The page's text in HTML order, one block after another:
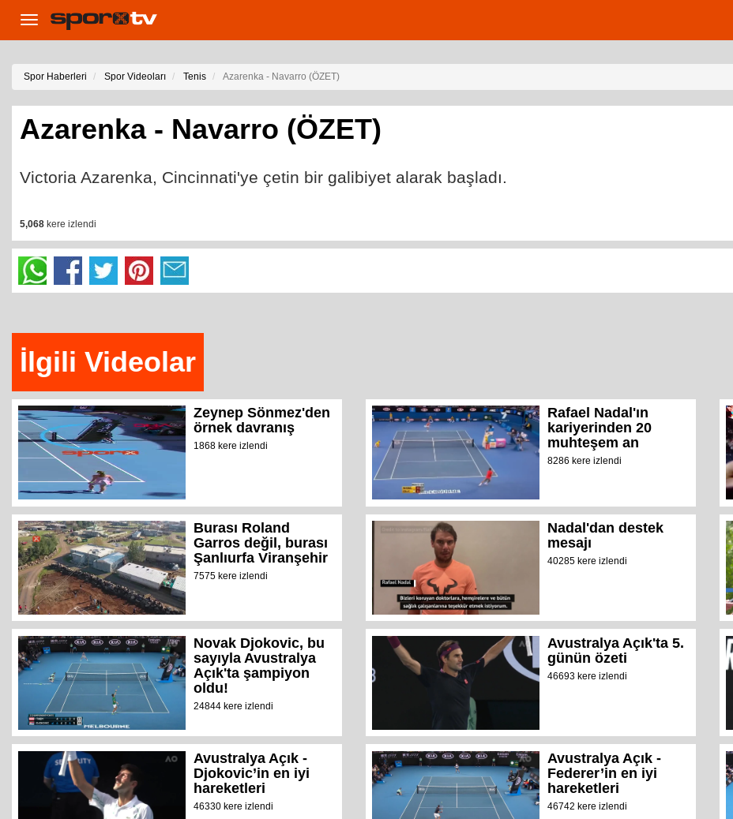
Toggle
navigation
Spor Haberleri Spor Videoları Tenis Azarenka - Navarro (ÖZET)
Azarenka - Navarro (ÖZET)
Victoria Azarenka, Cincinnati'ye çetin bir galibiyet alarak başladı.
5,068 kere izlendi
İlgili Videolar
Zeynep Sönmez'den
örnek davranış
1868 kere izlendi
Rafael Nadal'ın
kariyerinden 20
muhteşem an
8286 kere izlendi
Burası Roland
Garros değil, burası
Şanlıurfa Viranşehir
7575 kere izlendi
Nadal'dan destek
mesajı
40285 kere izlendi
Novak Djokovic, bu
sayıyla Avustralya
Açık'ta şampiyon
oldu!
24844 kere izlendi
Avustralya Açık'ta 5.
günün özeti
46693 kere izlendi
Avustralya Açık -
Djokovic’in en iyi
hareketleri
46330 kere izlendi
Avustralya Açık -
Federer’in en iyi
hareketleri
46742 kere izlendi